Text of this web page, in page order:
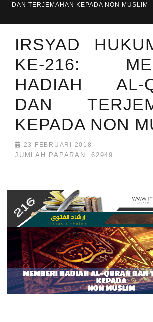
DAN TERJEMAHAN KEPADA NON MUSLIM
IRSYAD
KE-216:
HADIAH AL-
DAN
KEPADA NON
23 FEBRUARI 2018
JUMLAH PAPARAN: 62949